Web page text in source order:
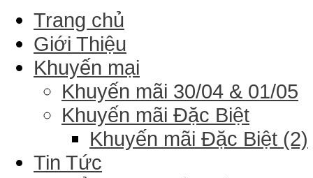
Trang chủ
Giới Thiệu
Khuyến mại
Khuyến mãi 30/04 & 01/05
Khuyến mãi Đặc Biệt
Khuyến mãi Đặc Biệt (2)
Tin Tức